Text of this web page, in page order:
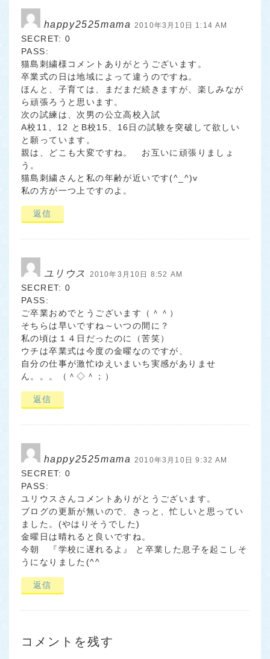
happy2525mama 2010年3月10日 1:14 AM
SECRET: 0
PASS:
猫島刺繍様コメントありがとうございます。
卒業式の日は地域によって違うのですね。
ほんと、子育ては、まだまだ続きますが、楽しみなが
ら頑張ろうと思います。
次の試練は、次男の公立高校入試
A校11、12 とB校15、16日の試験を突破して欲しい
と願っています。
親は、どこも大変ですね。 お互いに頑張りましょ
う。
猫島刺繍さんと私の年齢が近いです(^_^)v
私の方が一つ上ですのよ。
返信
ユリウス 2010年3月10日 8:52 AM
SECRET: 0
PASS:
ご卒業おめでとうございます（＾＾）
そちらは早いですね～いつの間に？
私の頃は１４日だったのに（苦笑）
ウチは卒業式は今度の金曜なのですが、
自分の仕事が激忙ゆえいまいち実感がありませ
ん。。。（＾◇＾；）
返信
happy2525mama 2010年3月10日 9:32 AM
SECRET: 0
PASS:
ユリウスさんコメントありがとうございます。
ブログの更新が無いので、きっと、忙しいと思ってい
ました。(やはりそうでした)
金曜日は晴れると良いですね。
今朝 『学校に遅れるよ』 と卒業した息子を起こしそ
うになりました(^^ゞ
返信
コメントを残す